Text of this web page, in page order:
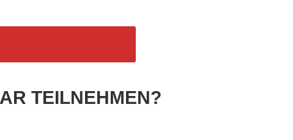
TEILNEHMEN?